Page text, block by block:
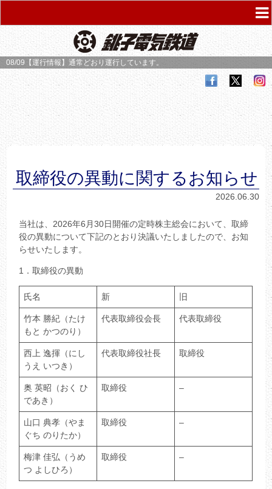
08/09【運行情報】 通常どおり運行しています。
取締役の異動に関するお知らせ
2026.06.30
当社は、2026年6月30日開催の定時株主総会において、取締
役の異動について下記のとおり決議いたしましたので、お知
らせいたします。
1．取締役の異動
氏名 新 旧
竹本 勝紀（たけ
もと かつのり）
代表取締役会長 代表取締役
西上 逸揮（にし
うえ いつき）
代表取締役社長 取締役
奥 英昭（おく ひ
であき）
取締役 –
山口 典孝（やま
ぐち のりたか）
取締役 –
梅津 佳弘（うめ
つ よしひろ）
取締役 –